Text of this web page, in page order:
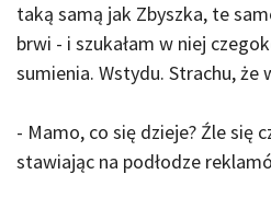
taką samą jak Zbyszka, te
brwi - i szukałam w niej
sumienia. Wstydu. Strachu, że
- Mamo, co się dzieje? Źle się
stawiając na podłodze